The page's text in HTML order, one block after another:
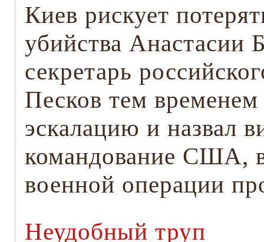
Киев рискует
убийства Анастасии
секретарь
Песков тем
эскалацию и назвал
командование США,
военной операции
Неудобный труп